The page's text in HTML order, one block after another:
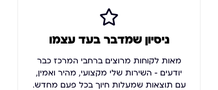
ניסיון שמדבר בעד עצמו
מאות לקוחות מרוצים ברחבי המרכז כבר
יודעים – השירות שלי מקצועי, מהיר ואמין,
עם תוצאות שמעלות חיוך בכל פעם מחדש.